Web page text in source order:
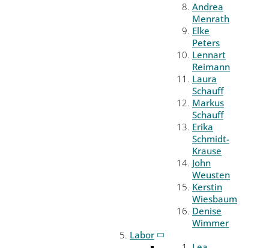
Andrea
Menrath
Elke
Peters
Lennart
Reimann
Laura
Schauff
Markus
Schauff
Erika
Schmidt-
Krause
John
Weusten
Kerstin
Wiesbaum
Denise
Wimmer
Labor